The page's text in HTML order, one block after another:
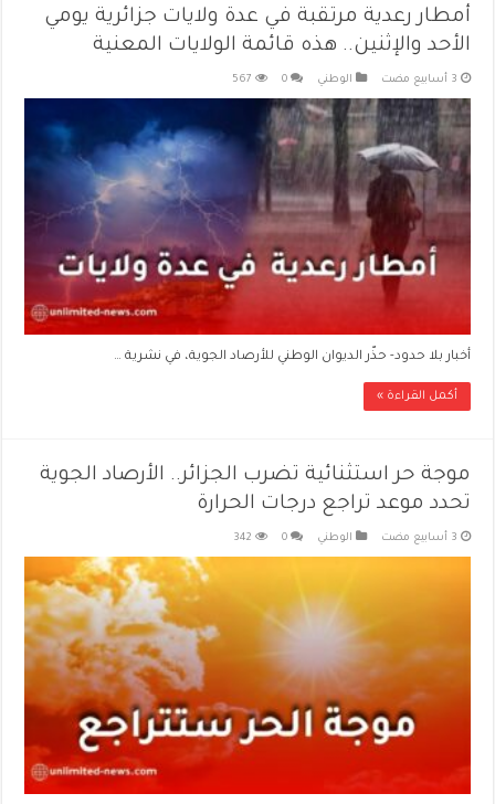
أمطار رعدية مرتقبة في عدة ولايات جزائرية يومي
الأحد والإثنين.. هذه قائمة الولايات المعنية
الوطني 0
567
أخبار بلا حدود- حذّر الديوان الوطني للأرصاد الجوية، في نشرية …
أكمل القراءة »
موجة حر استثنائية تضرب الجزائر.. الأرصاد الجوية
تحدد موعد تراجع درجات الحرارة
الوطني 0
342